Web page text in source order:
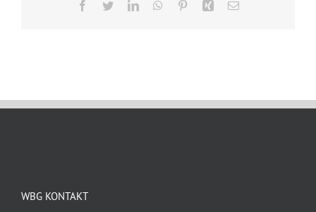
Facebook
TwitterLinkedInWhatsApp
PinterestXing E-
WBG KONTAKT